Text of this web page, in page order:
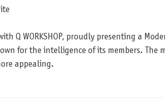
Q WORKSHOP, proudly presenting a
for the intelligence of its members.
appealing.